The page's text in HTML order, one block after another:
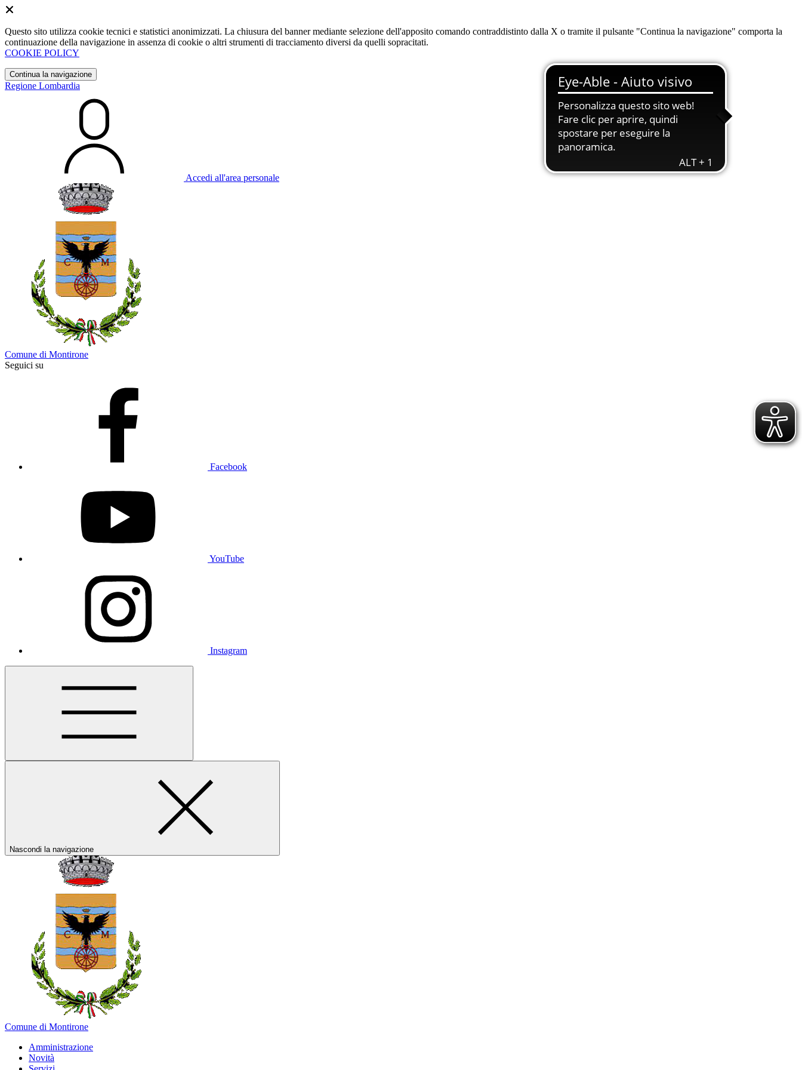
Questo sito utilizza cookie tecnici e statistici anonimizzati. La chiusura del banner mediante selezione dell'apposito comando contraddistinto dalla X o tramite il pulsante "Continua la navigazione" comporta la
continuazione della navigazione in assenza di cookie o altri strumenti di tracciamento diversi da quelli sopracitati.
COOKIE POLICY
Continua la navigazione
Regione Lombardia
Accedi all'area personale
Comune di Montirone
Seguici su
Facebook
YouTube
Instagram
Nascondi la navigazione
Comune di Montirone
Amministrazione
Novità